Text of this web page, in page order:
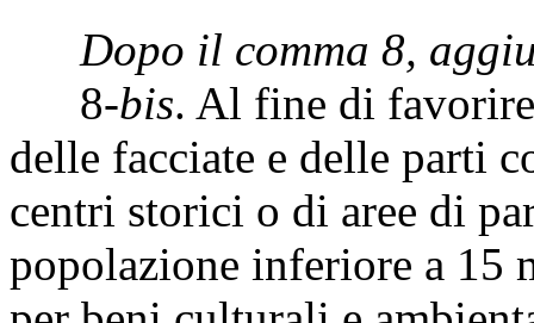
Dopo il comma 8,
8-bis. Al fine di
delle facciate e delle parti
centri storici o di aree di
popolazione inferiore a 15